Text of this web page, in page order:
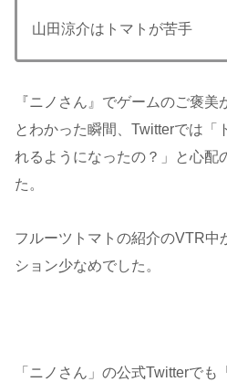
山田涼介はトマトが苦手
『ニノさん』でゲームのご褒美
とわかった瞬間、Twitterでは「
れるようになったの？」と心配
た。
フルーツトマトの紹介のVTR中
ション少なめでした。
「ニノさん」の公式Twitterで